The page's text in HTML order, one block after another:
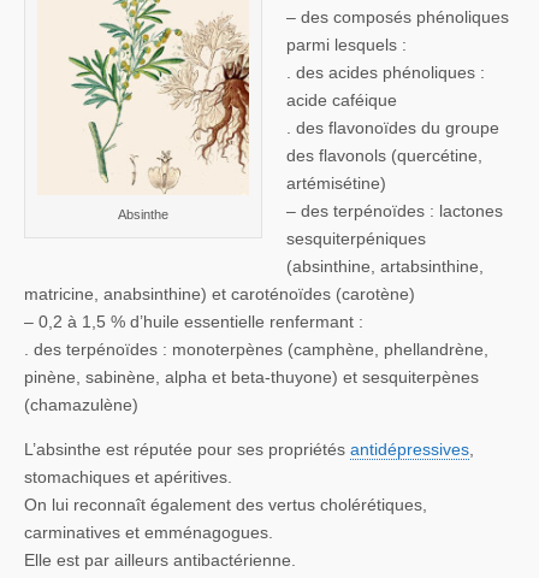
Absinthe
– des composés phénoliques
parmi lesquels :
. des acides phénoliques :
acide caféique
. des flavonoïdes du groupe
des flavonols (quercétine,
artémisétine)
– des terpénoïdes : lactones
sesquiterpéniques
(absinthine, artabsinthine,
matricine, anabsinthine) et caroténoïdes (carotène)
– 0,2 à 1,5 % d’huile essentielle renfermant :
. des terpénoïdes : monoterpènes (camphène, phellandrène,
pinène, sabinène, alpha et beta-thuyone) et sesquiterpènes
(chamazulène)
L’absinthe est réputée pour ses propriétés antidépressives
stomachiques et apéritives.
On lui reconnaît également des vertus cholérétiques,
carminatives et emménagogues.
Elle est par ailleurs antibactérienne.